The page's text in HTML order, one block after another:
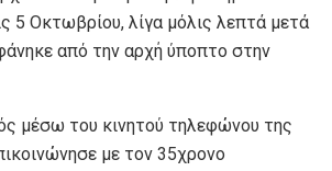
5 Οκτωβρίου, λίγα μόλις λεπτά μετά
από την αρχή ύποπτο στην
μέσω του κινητού τηλεφώνου της
με τον 35χρονο